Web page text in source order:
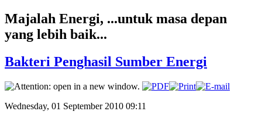
Majalah Energi, ...untuk masa depan
yang lebih baik...
Bakteri Penghasil Sumber Energi
Wednesday, 01 September 2010 09:11